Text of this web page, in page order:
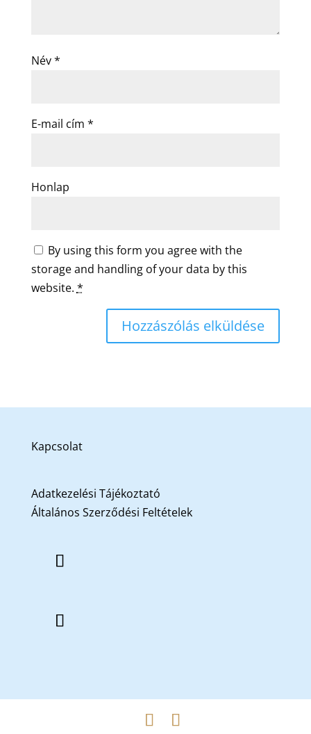
Név*
E-mail cím *
Honlap
By using this form you agree with the
storage and handling of your data by this
website. *
Kapcsolat
Adatkezelési Tájékoztató
Általános Szerződési Feltételek